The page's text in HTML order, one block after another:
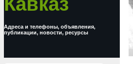
Адреса и телефоны, объявления,
публикации, новости, ресурсы